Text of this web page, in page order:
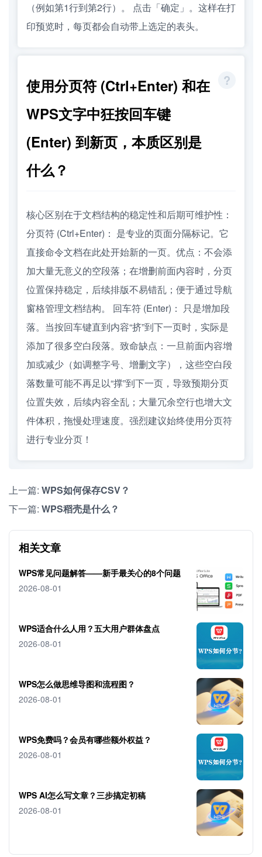
（例如第1行到第2行）。 点击「确定」。这样在打
印预览时，每页都会自动带上选定的表头。
使用分页符 (Ctrl+Enter) 和在
WPS文字中狂按回车键
(Enter) 到新页，本质区别是
什么？
核心区别在于文档结构的稳定性和后期可维护性：
分页符 (Ctrl+Enter)： 是专业的页面分隔标记。它
直接命令文档在此处开始新的一页。优点：不会添
加大量无意义的空段落；在增删前面内容时，分页
位置保持稳定，后续排版不易错乱；便于通过导航
窗格管理文档结构。 回车符 (Enter)： 只是增加段
落。当按回车键直到内容“挤”到下一页时，实际是
添加了很多空白段落。致命缺点：一旦前面内容增
加或减少（如调整字号、增删文字），这些空白段
落数量可能不再足以“撑”到下一页，导致预期分页
位置失效，后续内容全乱；大量冗余空行也增大文
件体积，拖慢处理速度。强烈建议始终使用分页符
进行专业分页！
上一篇: WPS如何保存CSV？
下一篇: WPS稻壳是什么？
相关文章
WPS常见问题解答——新手最关心的8个问题
2026-08-01
WPS适合什么人用？五大用户群体盘点
2026-08-01
WPS怎么做思维导图和流程图？
2026-08-01
WPS免费吗？会员有哪些额外权益？
2026-08-01
WPS AI怎么写文章？三步搞定初稿
2026-08-01